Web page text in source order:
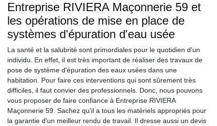
Entreprise RIVIERA Maçonnerie 59 et
les opérations de mise en place de
systèmes d'épuration d'eau usée
La santé et la salubrité sont primordiales pour le quotidien d'un
individu. En effet, il est très important de réaliser des travaux de
pose de système d'épuration des eaux usées dans une
habitation. Pour faire ces interventions qui sont sûrement très
difficiles, il faut convier des professionnels. Donc, nous pouvons
vous proposer de faire confiance à Entreprise RIVIERA
Maçonnerie 59. Sachez qu'il a tous les matériels appropriés pour
la garantie d'un meilleur rendu de travail. Il dresse aussi un devis